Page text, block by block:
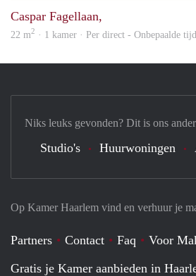
Caspar Fagellaan,
22 m2 · 1 kamer · Per direct - Onbepaalde tijd
Op Kamer Haarlem vind en verhuur je
Partners Contact Faq
Voor
Gratis je Kamer aanbieden in
Niks leuks gevonden? Dit is ons
Studio's Huurwoningen